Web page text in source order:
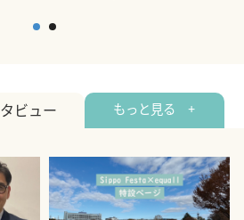
ビュー もっと見る +